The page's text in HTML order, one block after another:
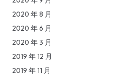
2020 年 8 月
2020 年 6 月
2020 年 3 月
2019 年 12 月
2019 年 11 月